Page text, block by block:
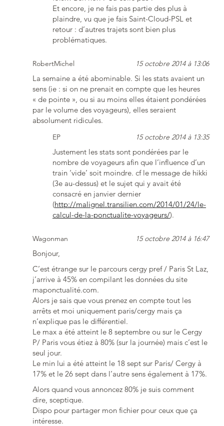
Et encore, je ne fais pas partie des plus à
plaindre, vu que je fais Saint-Cloud-PSL et
retour : d’autres trajets sont bien plus
problématiques.
RobertMichel 15 octobre 2014 à 13:06
La semaine a été abominable. Si les stats avaient un
sens (ie : si on ne prenait en compte que les heures
« de pointe », ou si au moins elles étaient pondérées
par le volume des voyageurs), elles seraient
absolument ridicules.
EP 15 octobre 2014 à 13:35
Justement les stats sont pondérées par le
nombre de voyageurs afin que l’influence d’un
train ‘vide’ soit moindre. cf le message de hikki
(3e au-dessus) et le sujet qui y avait été
consacré en janvier dernier
(http://malignel.transilien.com/2014/01/24/le-
calcul-de-la-ponctualite-voyageurs/).
Wagonman 15 octobre 2014 à 16:47
Bonjour,
C’est étrange sur le parcours cergy pref / Paris St Laz,
j’arrive à 45% en compilant les données du site
maponctualité.com.
Alors je sais que vous prenez en compte tout les
arrêts et moi uniquement paris/cergy mais ça
n’explique pas le différentiel.
Le max a été atteint le 8 septembre ou sur le Cergy
P/ Paris vous étiez à 80% (sur la journée) mais c’est le
seul jour.
Le min lui a été atteint le 18 sept sur Paris/ Cergy à
17% et le 26 sept dans l’autre sens également à 17%.
Alors quand vous annoncez 80% je suis comment
dire, sceptique.
Dispo pour partager mon fichier pour ceux que ça
intéresse.